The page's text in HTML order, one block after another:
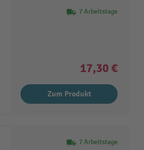
7 Arbeitstage
17,30 €
Zum Produkt
7 Arbeitstage